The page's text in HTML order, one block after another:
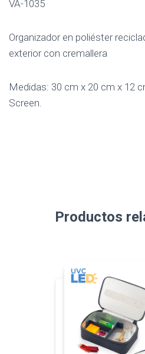
VA-1035
Organizador en poliéster
exterior con cremallera
Medidas: 30 cm x 20 cm x 12
Screen.
Productos